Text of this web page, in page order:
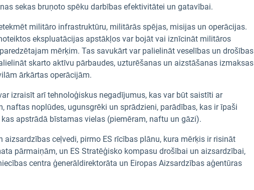
sekas bruņoto spēku darbības efektivitātei un gatavībai.
militāro infrastruktūru, militārās spējas, misijas un operācijas.
ekspluatācijas apstākļos var bojāt vai iznīcināt militāros
mērķim. Tas savukārt var palielināt veselības un drošības
skarto aktīvu pārbaudes, uzturēšanas un aizstāšanas izmaksas
ārkārtas operācijām.
izraisīt arī tehnoloģiskus negadījumus, kas var būt saistīti ar
naftas noplūdes, ugunsgrēki un sprādzieni, parādības, kas ir īpaši
apstrādā bīstamas vielas (piemēram, naftu un gāzi).
ceļvedi, pirmo ES rīcības plānu, kura mērķis ir risināt
pārmaiņām, un ES Stratēģisko kompasu drošībai un aizsardzībai,
centra ģenerāldirektorāta un Eiropas Aizsardzības aģentūras